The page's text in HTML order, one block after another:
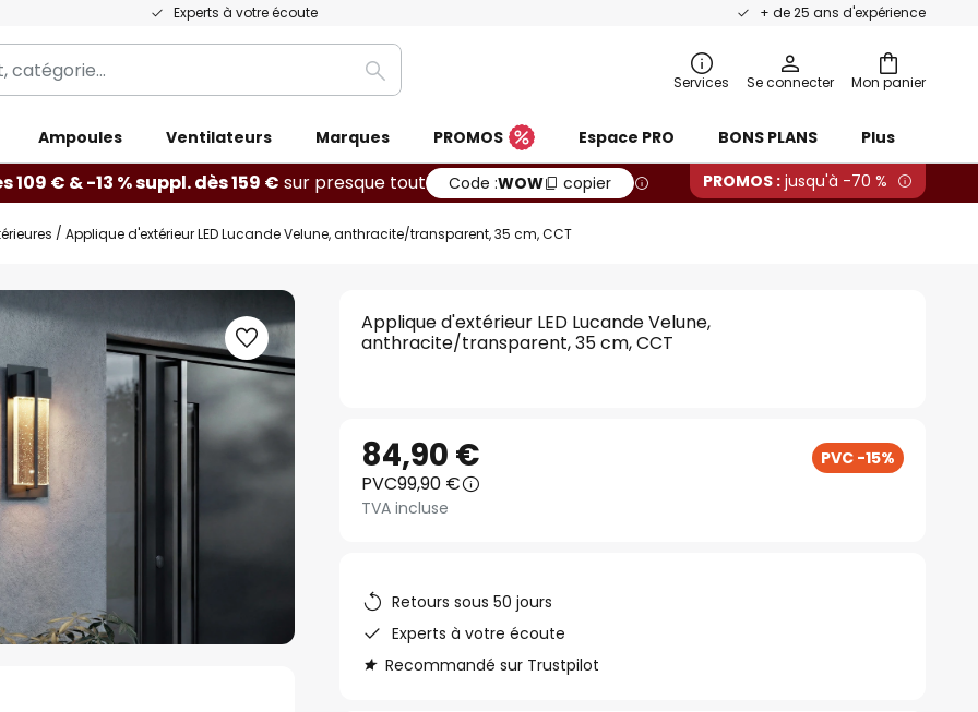
Experts à votre écoute + de 25 ans d'expérience
Mon panier
Rechercher Services Se connecter
Ampoules Ventilateurs Marques PROMOS Espace PRO BONS PLANS Plus
109 € & -13 % suppl. dès 159 € sur presque tout Code :WOW copier PROMOS : jusqu'à -70 %
Applique d'extérieur LED Lucande Velune, anthracite/transparent, 35 cm, CCT
Applique d'extérieur LED Lucande Velune,
anthracite/transparent, 35 cm, CCT
84,90 € PVC -15%
PVC99,90 €
TVA incluse
Retours sous 50 jours
Experts à votre écoute
Recommandé sur Trustpilot